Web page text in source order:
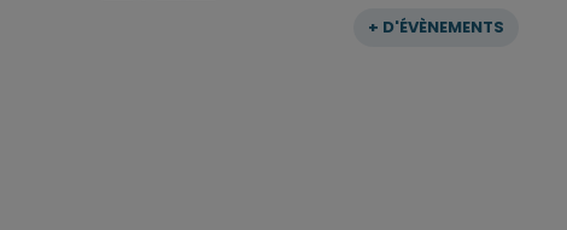
+ D'ÉVÈNEMENTS